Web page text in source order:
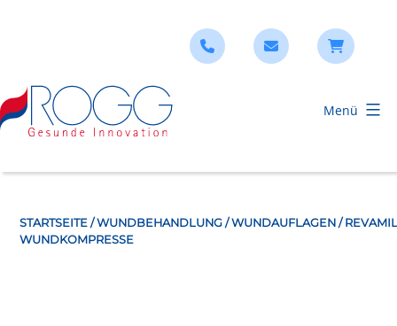
Verbandstoffe
Menü
STARTSEITE /WUNDBEHANDLUNG /WUNDAUFLAGEN /
WUNDKOMPRESSE